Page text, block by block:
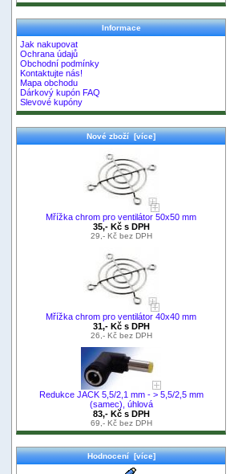
Informace
Jak nakupovat
Ochrana údajů
Obchodní podmínky
Kontaktujte nás!
Mapa obchodu
Dárkový kupón FAQ
Slevové kupóny
Nové zboží [více]
Mřížka chrom pro ventilátor 50x50 mm
35,- Kč s DPH
29,- Kč bez DPH
Mřížka chrom pro ventilátor 40x40 mm
31,- Kč s DPH
26,- Kč bez DPH
Redukce JACK 5,5/2,1 mm - > 5,5/2,5 mm
(samec), úhlová
83,- Kč s DPH
69,- Kč bez DPH
Hodnocení [více]